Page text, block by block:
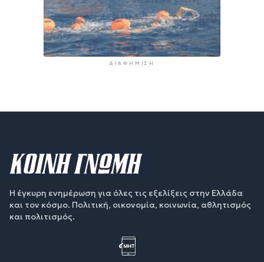
ΔΙΑΦΉΜΙΣΗ
Η έγκυρη ενημέρωση για όλες τις εξελίξεις στην Ελλάδα
και τον κόσμο. Πολιτική, οικονομία, κοινωνία, αθλητισμός
και πολιτισμός.